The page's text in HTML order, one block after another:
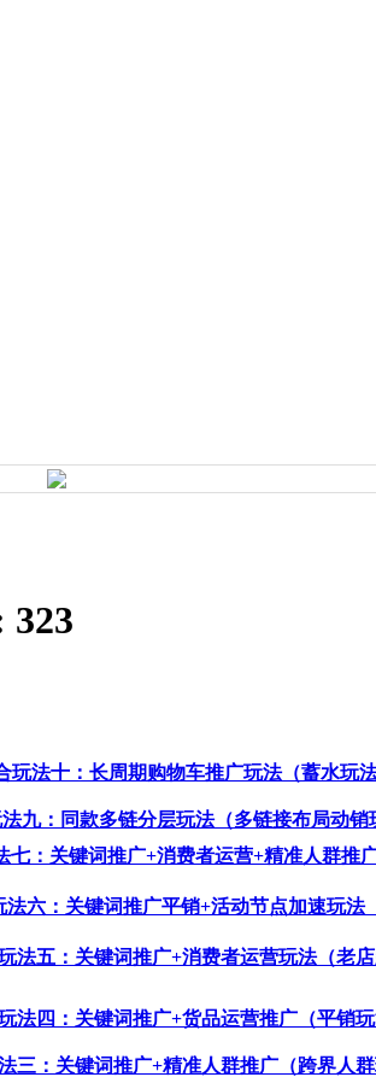
323
玩法十：长周期购物车推广玩法（蓄水玩法
九：同款多链分层玩法（多链接布局动销
七：关键词推广+消费者运营+精准人群推
六：关键词推广平销+活动节点加速玩法
法五：关键词推广+消费者运营玩法（老
法四：关键词推广+货品运营推广（平销玩
三：关键词推广+精准人群推广（跨界人群